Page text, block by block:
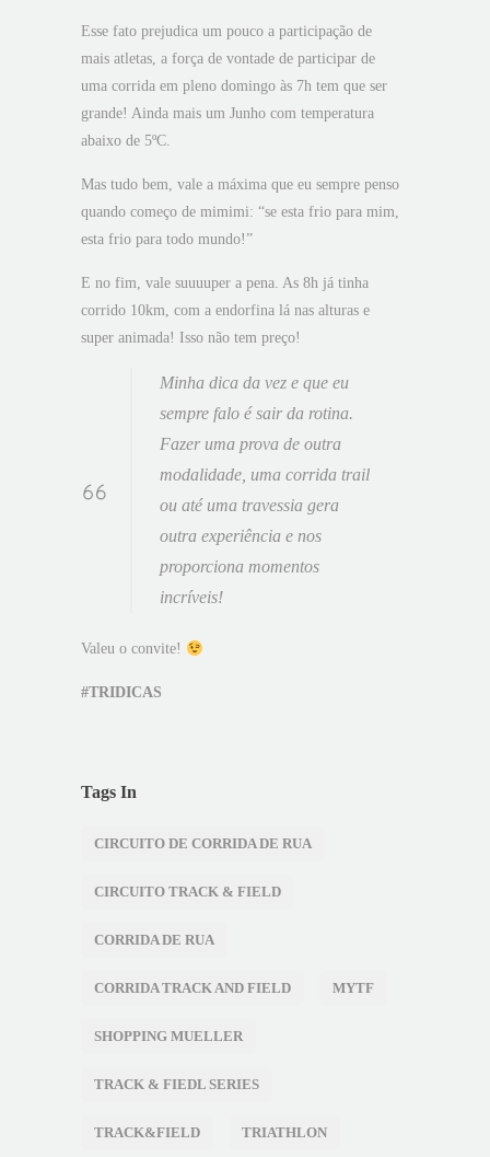
Esse fato prejudica um pouco a participação de
mais atletas, a força de vontade de participar de
uma corrida em pleno domingo às 7h tem que ser
grande! Ainda mais um Junho com temperatura
abaixo de 5ºC.
Mas tudo bem, vale a máxima que eu sempre penso
quando começo de mimimi: “se esta frio para mim,
esta frio para todo mundo!”
E no fim, vale suuuuper a pena. As 8h já tinha
corrido 10km, com a endorfina lá nas alturas e
super animada! Isso não tem preço!
Minha dica da vez e que eu
sempre falo é sair da rotina.
Fazer uma prova de outra
modalidade, uma corrida trail
ou até uma travessia gera
outra experiência e nos
proporciona momentos
incríveis!
Valeu o convite!
#TRIDICAS
Tags In
CIRCUITO DE CORRIDA DE RUA
CIRCUITO TRACK & FIELD
CORRIDA DE RUA
CORRIDA TRACK AND FIELD MYTF
SHOPPING MUELLER
TRACK & FIEDL SERIES
TRACK&FIELD TRIATHLON